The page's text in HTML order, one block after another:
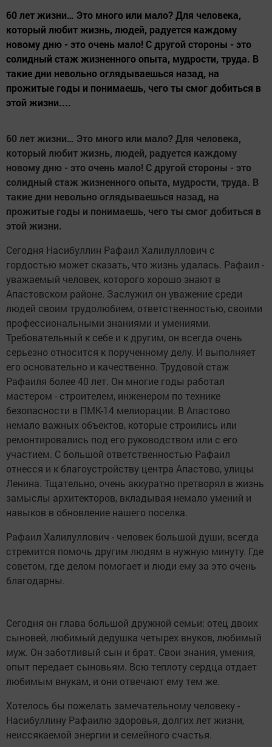
60 лет жизни… Это много или мало? Для человека,
который любит жизнь, людей, радуется каждому
новому дню - это очень мало! С другой стороны - это
солидный стаж жизненного опыта, мудрости, труда. В
такие дни невольно оглядываешься назад, на
прожитые годы и понимаешь, чего ты смог добиться в
этой жизни....
60 лет жизни… Это много или мало? Для человека,
который любит жизнь, людей, радуется каждому
новому дню - это очень мало! С другой стороны - это
солидный стаж жизненного опыта, мудрости, труда. В
такие дни невольно оглядываешься назад, на
прожитые годы и понимаешь, чего ты смог добиться в
этой жизни.
Сегодня Насибуллин Рафаил Халилуллович с
гордостью может сказать, что жизнь удалась. Рафаил -
уважаемый человек, которого хорошо знают в
Апастовском районе. Заслужил он уважение среди
людей своим трудолюбием, ответственностью, своими
профессиональными знаниями и умениями.
Требовательный к себе и к другим, он всегда очень
серьезно относится к порученному делу. И выполняет
его основательно и качественно. Трудовой стаж
Рафаиля более 40 лет. Он многие годы работал
мастером - строителем, инженером по технике
безопасности в ПМК-14 мелиорации. В Апастово
немало важных объектов, которые строились или
ремонтировались под его руководством или с его
участием. С большой ответственностью Рафаил
отнесся и к благоустройству центра Апастово, улицы
Ленина. Тщательно, очень аккуратно претворял в жизнь
замыслы архитекторов, вкладывая немало умений и
навыков в обновление нашего поселка.
Рафаил Халилуллович - человек большой души, всегда
стремится помочь другим людям в нужную минуту. Где
советом, где делом помогает и люди ему за это очень
благодарны.
Сегодня он глава большой дружной семьи: отец двоих
сыновей, любимый дедушка четырех внуков, любимый
муж. Он заботливый сын и брат. Свои знания, умения,
опыт передает сыновьям. Всю теплоту сердца отдает
любимым внукам, и они отвечают ему тем же.
Хотелось бы пожелать замечательному человеку -
Насибуллину Рафаилю здоровья, долгих лет жизни,
неиссякаемой энергии и семейного счастья.